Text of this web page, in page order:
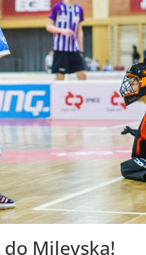
Milevska!